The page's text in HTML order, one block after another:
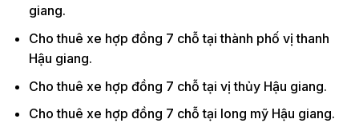
giang.
Cho thuê xe hợp đồng 7 chỗ tại thành phố vị thanh
Hậu giang.
Cho thuê xe hợp đồng 7 chỗ tại vị thủy Hậu giang.
Cho thuê xe hợp đồng 7 chỗ tại long mỹ Hậu giang.